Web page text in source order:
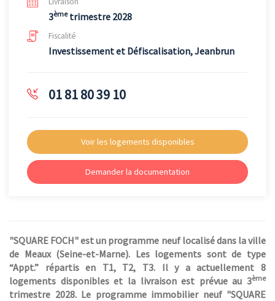
3èmetrimestre 2028
Fiscalité
Investissement et Défiscalisation, Jeanbrun
01 81 80 39 10
Voir les logements disponibles
Demander la documentation
"SQUARE FOCH" est un programme neuf localisé dans la ville
de Meaux (Seine-et-Marne). Les logements sont de type
“Appt.” répartis en T1, T2, T3. Il y a actuellement 8
logements disponibles et la livraison est prévue au 3ème
trimestre 2028. Le programme immobilier neuf "SQUARE